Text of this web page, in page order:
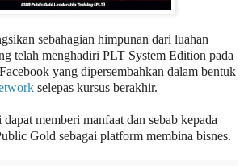
sebahagian himpunan dari luahan
telah menghadiri PLT System Edition pada
yang dipersembahkan dalam bentuk
selepas kursus berakhir.
memberi manfaat dan sebab kepada
Gold sebagai platform membina bisnes.